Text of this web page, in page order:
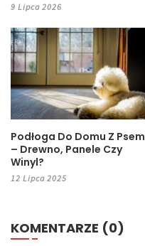
9 Lipca 2026
Podłoga Do Domu Z Psem
– Drewno, Panele Czy
Winyl?
12 Lipca 2025
KOMENTARZE (0)